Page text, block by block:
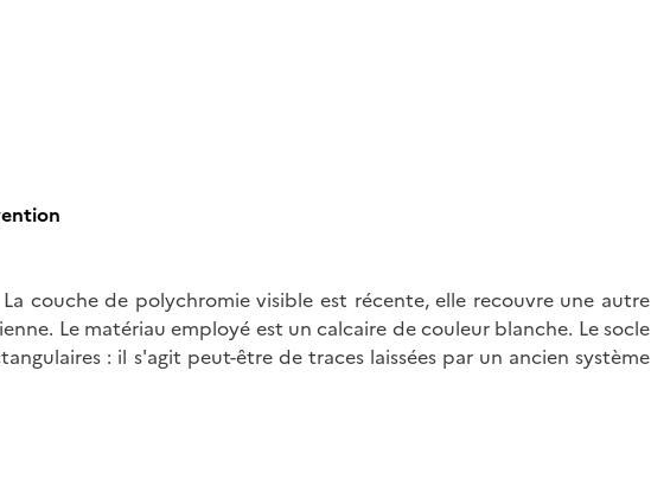
couche de polychromie visible est récente, elle recouvre une autre
Le matériau employé est un calcaire de couleur blanche. Le socle
: il s'agit peut-être de traces laissées par un ancien système